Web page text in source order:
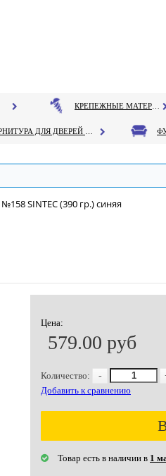
SINTEC (390 гр.) синяя
Цена:
579.00 руб
Количество: -
Добавить к сравнению
Товар есть в наличии в 1